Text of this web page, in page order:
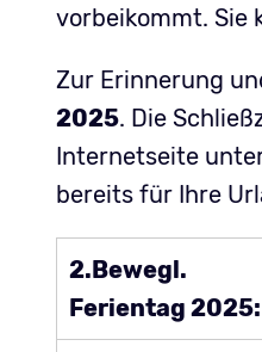
vorbeikommt. Sie
Zur Erinnerung
2025. Die
Internetseite
bereits für Ihre
2.Bewegl.
Ferientag 2025: